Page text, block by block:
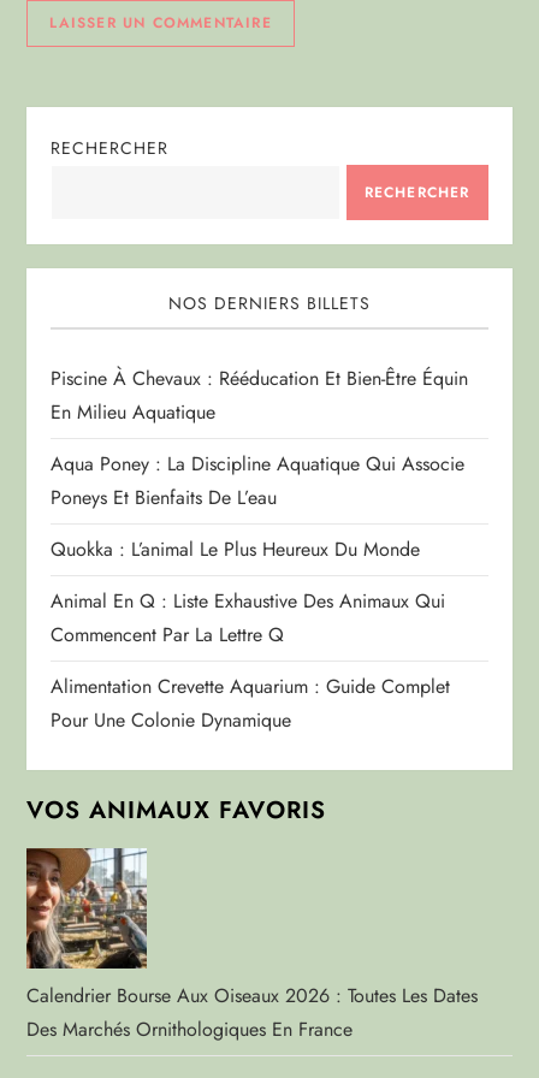
RECHERCHER
RECHERCHER
NOS DERNIERS BILLETS
Piscine À Chevaux : Rééducation Et Bien-Être Équin
En Milieu Aquatique
Aqua Poney : La Discipline Aquatique Qui Associe
Poneys Et Bienfaits De L’eau
Quokka : L’animal Le Plus Heureux Du Monde
Animal En Q : Liste Exhaustive Des Animaux Qui
Commencent Par La Lettre Q
Alimentation Crevette Aquarium : Guide Complet
Pour Une Colonie Dynamique
VOS ANIMAUX FAVORIS
Calendrier Bourse Aux Oiseaux 2026 : Toutes Les Dates
Des Marchés Ornithologiques En France